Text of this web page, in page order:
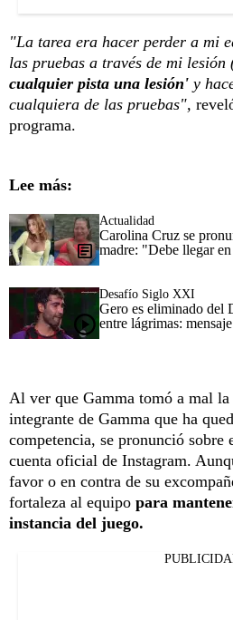
"La tarea era hacer perder a mi
las pruebas a través de mi
cualquier pista una lesión' y
cualquiera de las pruebas",
programa.
Lee más:
Actualidad
Carolina Cruz se
madre: "Debe llegar
Desafío Siglo XXI
Gero es eliminado del
entre lágrimas:
Al ver que Gamma tomó a mal
integrante de Gamma que ha
competencia, se pronunció sobre
cuenta oficial de Instagram.
favor o en contra de su
fortaleza al equipo para
instancia del juego.